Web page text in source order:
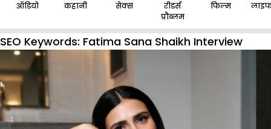
ऑडियो कहानी सेक्स
रीडर्स
प्रौब्लम
फिल्म
SEO Keywords: Fatima Sana Shaikh Interview